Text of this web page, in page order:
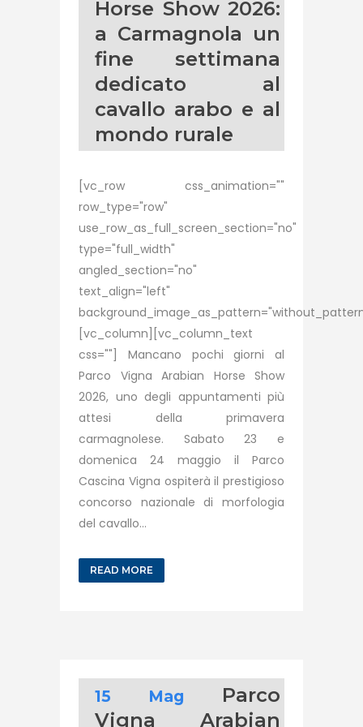
Horse Show 2026:
a Carmagnola un
fine settimana
dedicato al
cavallo arabo e al
mondo rurale
[vc_row css_animation=""
row_type="row"
use_row_as_full_screen_section="no"
type="full_width"
angled_section="no"
text_align="left"
[vc_column][vc_column_text
css=""] Mancano pochi giorni al
Parco Vigna Arabian Horse Show
2026, uno degli appuntamenti più
attesi della primavera
carmagnolese. Sabato 23 e
domenica 24 maggio il Parco
Cascina Vigna ospiterà il prestigioso
concorso nazionale di morfologia
del cavallo...
READ MORE
15 Mag
Parco
Vigna Arabian